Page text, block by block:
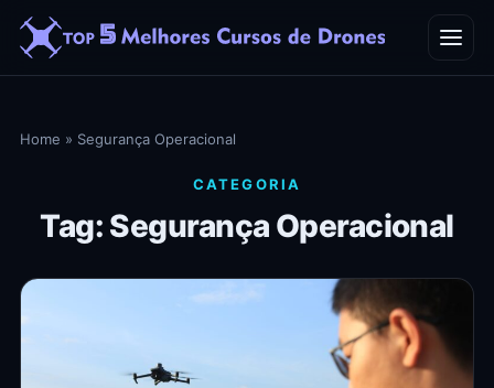
Contato
Home » Segurança Operacional
CATEGORIA
Tag: Segurança Operacional